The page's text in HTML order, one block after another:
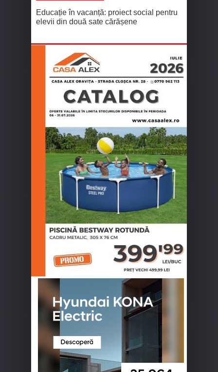
Educație în vacanță: proiect social pentru
elevii din două sate cărășene